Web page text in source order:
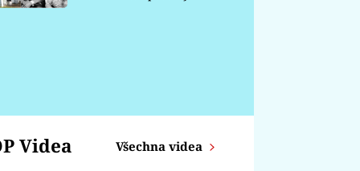
Videa Všechna videa